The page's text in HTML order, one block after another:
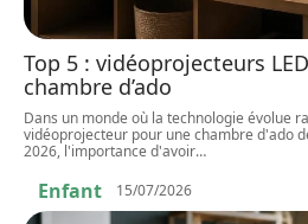
Top 5 : vidéoprojecteurs
chambre d’ado
Dans un monde où la technologie évolue
vidéoprojecteur pour une chambre d'ado
2026, l'importance d'avoir…
Enfant 15/07/2026